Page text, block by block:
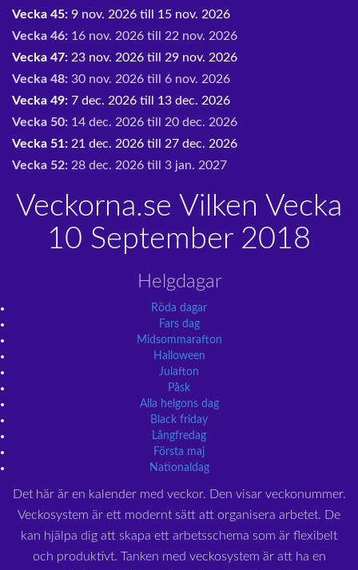
Vecka 45: 9 nov. 2026 till 15 nov. 2026
Vecka 46: 16 nov. 2026 till 22 nov. 2026
Vecka 47: 23 nov. 2026 till 29 nov. 2026
Vecka 48: 30 nov. 2026 till 6 nov. 2026
Vecka 49: 7 dec. 2026 till 13 dec. 2026
Vecka 50: 14 dec. 2026 till 20 dec. 2026
Vecka 51: 21 dec. 2026 till 27 dec. 2026
Vecka 52: 28 dec. 2026 till 3 jan. 2027
Veckorna.se Vilken Vecka
10 September 2018
Helgdagar
Röda dagar
Fars dag
Midsommarafton
Halloween
Julafton
Påsk
Alla helgons dag
Black friday
Långfredag
Första maj
Nationaldag
Det här är en kalender med veckor. Den visar veckonummer.
Veckosystem är ett modernt sätt att organisera arbetet. De
kan hjälpa dig att skapa ett arbetsschema som är flexibelt
och produktivt. Tanken med veckosystem är att ha en